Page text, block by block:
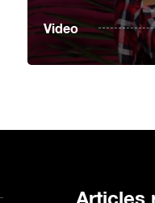
Video
Articles